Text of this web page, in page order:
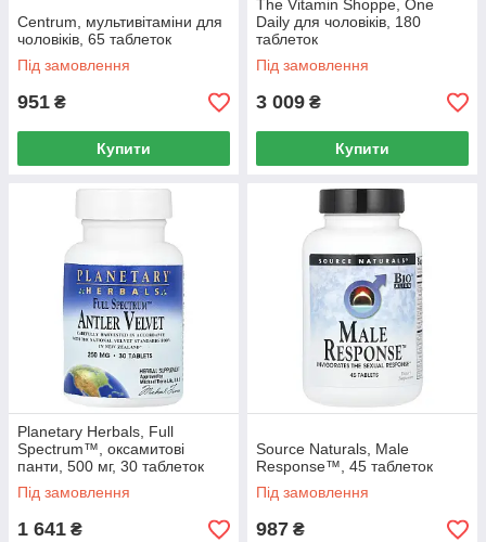
Centrum, мультивітаміни для
чоловіків, 65 таблеток
Під замовлення
951 ₴
Купити
The Vitamin Shoppe, One
Daily для чоловіків, 180
таблеток
Під замовлення
3 009 ₴
Купити
Planetary Herbals, Full
Spectrum™, оксамитові
панти, 500 мг, 30 таблеток
(250 мг в 1 таблетці)
Під замовлення
1 641 ₴
Source Naturals, Male
Response™, 45 таблеток
Під замовлення
987 ₴